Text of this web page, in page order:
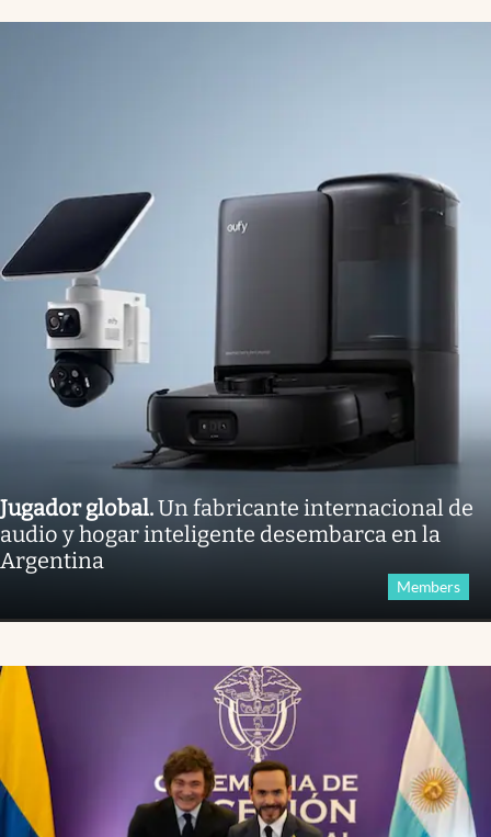
Jugador global.Un fabricante internacional de
audio y hogar inteligente desembarca en la
Argentina
Members